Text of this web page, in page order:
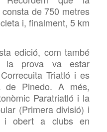
de 750 metres
i, finalment, 5 km
edició, com també
la prova va estar
Triatló i es
Pinedo. A més,
Paratriatló i la
(Primera divisió) i
i obert a clubs en